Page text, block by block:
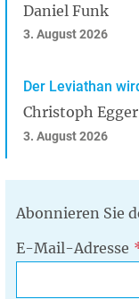
Daniel Funk
3. August 2026
Der Leviathan
Christoph Egger
3. August 2026
Abonnieren Sie
E-Mail-Adresse